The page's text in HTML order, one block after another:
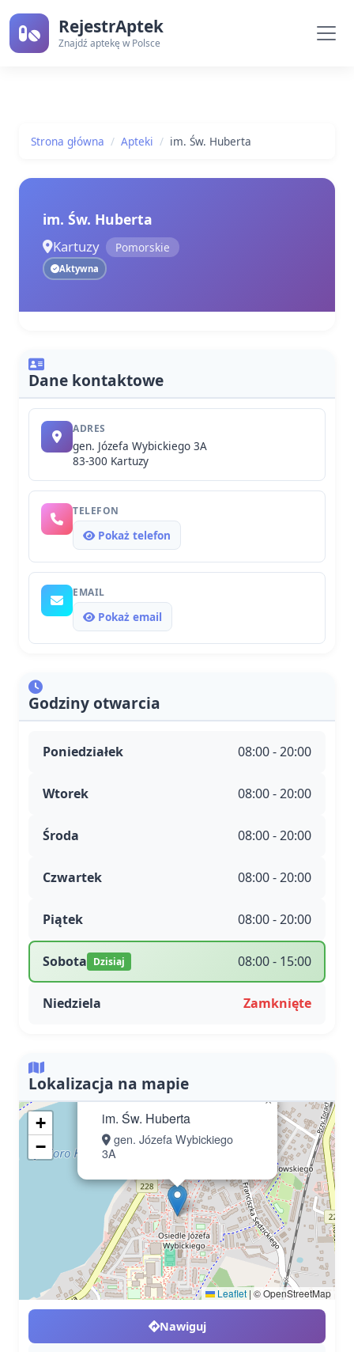
RejestrAptek
Znajdź aptekę w Polsce
Strona główna Apteki im. Św. Huberta
im. Św. Huberta
Kartuzy Pomorskie
Aktywna
Dane kontaktowe
ADRES
gen. Józefa Wybickiego 3A
83-300 Kartuzy
TELEFON
Pokaż telefon
EMAIL
Pokaż email
Godziny otwarcia
Poniedziałek 08:00 - 20:00
Wtorek 08:00 - 20:00
Środa 08:00 - 20:00
Czwartek 08:00 - 20:00
Piątek 08:00 - 20:00
Sobota Dzisiaj 08:00 - 15:00
Niedziela Zamknięte
Lokalizacja na mapie
im. Św. Huberta
gen. Józefa Wybickiego
3A
×
+
−
Leaflet | © OpenStreetMap
Nawiguj